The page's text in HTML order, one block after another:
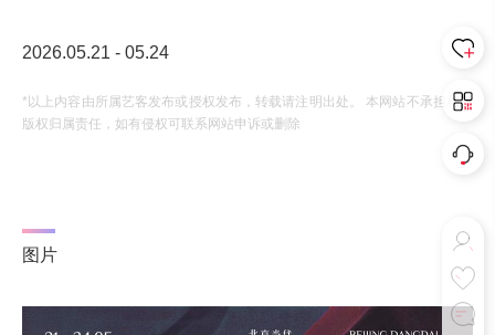
2026.05.21 - 05.24
*以上内容由所属艺客发布或授权发布，转载请注明出处。 本网站不承担相应
版权归属责任，如有侵权可联系网站申诉或删除
图片